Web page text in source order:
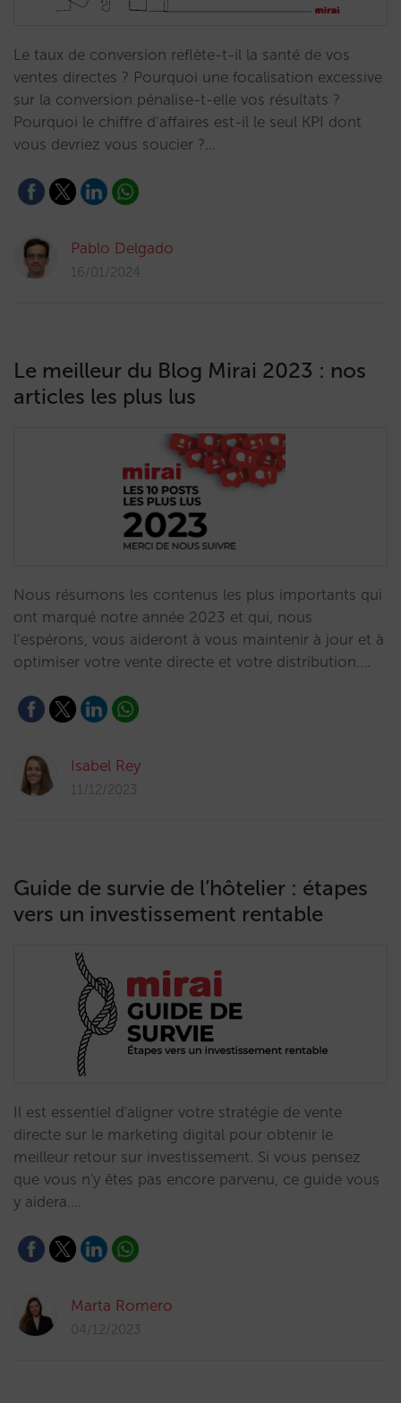
Le taux de conversion reflète-t-il la santé de vos
ventes directes ? Pourquoi une focalisation excessive
sur la conversion pénalise-t-elle vos résultats ?
Pourquoi le chiffre d’affaires est-il le seul KPI dont
vous devriez vous soucier ?…
Pablo Delgado
16/01/2024
Le meilleur du Blog Mirai 2023 : nos
articles les plus lus
Nous résumons les contenus les plus importants qui
ont marqué notre année 2023 et qui, nous
l’espérons, vous aideront à vous maintenir à jour et à
optimiser votre vente directe et votre distribution.…
Isabel Rey
11/12/2023
Guide de survie de l’hôtelier : étapes
vers un investissement rentable
Il est essentiel d'aligner votre stratégie de vente
directe sur le marketing digital pour obtenir le
meilleur retour sur investissement. Si vous pensez
que vous n'y êtes pas encore parvenu, ce guide vous
y aidera.…
Marta Romero
04/12/2023